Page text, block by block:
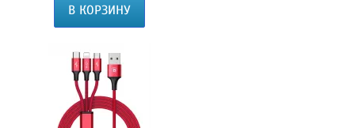
В КОРЗИНУ